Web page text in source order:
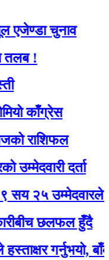
चुनाव
दर्ता
उम्मेदवारले
छलफल हुँदै
गर्नुभयो, बाँकी